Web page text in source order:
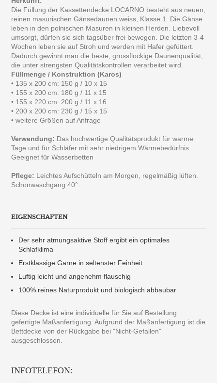
Die Füllung der Kassettendecke LOCARNO besteht aus neuen,
reinen masurischen Gänsedaunen weiss, Klasse 1. Die Gänse
leben in den polnischen Masuren in kleinen Herden. Liebevoll
umsorgt, dürfen sie sich tagsüber frei bewegen. Die letzten 3-4
Wochen leben sie auf Stroh und werden mit Hafer gefüttert.
Dadurch gewinnt man die beste, grossflockige Daunenqualität,
die unter strengsten Qualitätskontrollen verarbeitet wird.
Füllmenge / Konstruktion (Karos)
• 135 x 200 cm: 150 g / 10 x 15
• 155 x 200 cm: 180 g / 11 x 15
• 155 x 220 cm: 200 g / 11 x 16
• 200 x 200 cm: 230 g / 15 x 15
• weitere Größen auf Anfrage
Verwendung: Das hochwertige Qualitätsprodukt für warme
Tage und für Schläfer mit sehr niedrigem Wärmebedürfnis.
Geeignet für Wasserbetten
Pflege: Leichtes Aufschütteln am Morgen, regelmäßig lüften.
Schonwaschgang 40°.
EIGENSCHAFTEN
Der sehr atmungsaktive Stoff ergibt ein optimales
Schlafklima
Erstklassige Garne in seltenster Feinheit
Luftig leicht und angenehm flauschig
100% reines Naturprodukt und biologisch abbaubar
Diese Decke ist eine individuelle für Sie auf Bestellung
gefertigte Maßanfertigung. Aufgrund der Maßanfertigung ist die
Bettdecke von der Rückgabe bei "Nicht-Gefallen"
ausgeschlossen.
INFOTELEFON: